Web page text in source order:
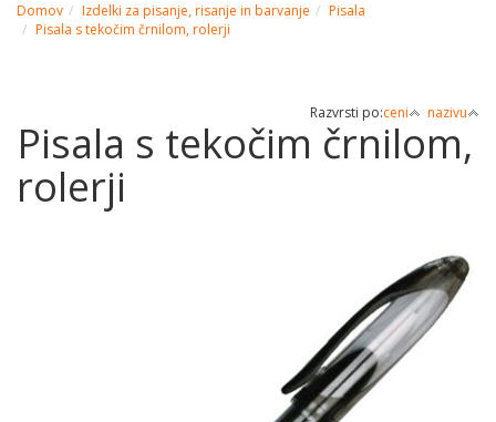
Domov Izdelki za pisanje, risanje in barvanje
Pisala
Pisala s tekočim črnilom, rolerji
Razvrsti po:ceni nazivu
Pisala s tekočim črnilom,
rolerji